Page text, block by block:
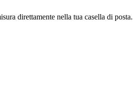
direttamente nella tua casella di posta.